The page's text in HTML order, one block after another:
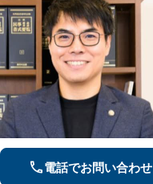
電話でお問い合わせ